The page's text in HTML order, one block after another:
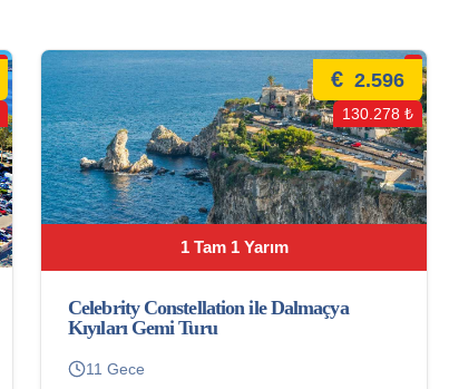
1 Tam 1 Yarım
€ 2.596
130.278 ₺
Celebrity Constellation ile Dalmaçya
Kıyıları Gemi Turu
11 Gece